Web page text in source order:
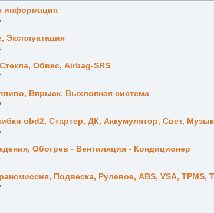
информация
Эксплуатация
Обвес, Airbag-SRS
Впрыск, Выхлопная система
obd2, Стартер, ДК, Аккумулятор, Свет,
Обогрев - Вентиляция - Кондиционер
Подвеска, Рулевое, ABS, VSA, TPMS,